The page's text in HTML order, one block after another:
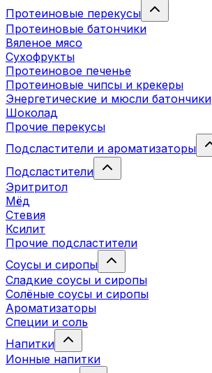
Протеиновые перекусы
Протеиновые батончики
Вяленое мясо
Сухофрукты
Протеиновое печенье
Протеиновые чипсы и крекеры
Энергетические и мюсли батончики
Шоколад
Прочие перекусы
Подсластители и ароматизаторы
Подсластители
Эритритол
Мёд
Стевия
Ксилит
Прочие подсластители
Соусы и сиропы
Сладкие соусы и сиропы
Солёные соусы и сиропы
Ароматизаторы
Специи и соль
Напитки
Ионные напитки